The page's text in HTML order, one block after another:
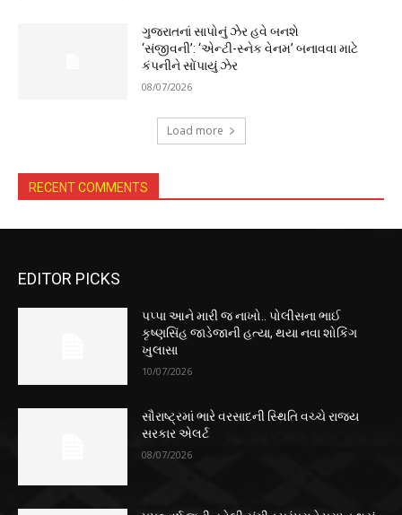
ગુજરાતનાં સાપોનું ઝેર હવે બનશે
‘સંજીવની’: ‘એન્ટી-સ્નેક વેનમ’ બનાવવા માટે
કંપનીને સોંપાયું ઝેર
08/07/2026
Load more
RECENT COMMENTS
EDITOR PICKS
પપ્પા આને મારી જ નાખો.. પોલીસના ભાઈ
કૃષ્ણસિંહ જાડેજાની હત્યા, થયા નવા શોકિંગ
ખુલાસા
10/07/2026
સૌરાષ્ટ્રમાં ભારે વરસાદની સ્થિતિ વચ્ચે રાજ્ય
સરકાર એલર્ટ
08/07/2026